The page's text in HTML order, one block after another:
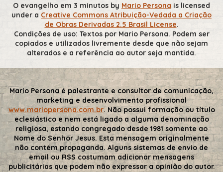
O evangelho em 3 minutos by Mario Persona is licensed
under a Creative Commons Atribuição-Vedada a Criação
de Obras Derivadas 2.5 Brasil License.
Condições de uso: Textos por Mario Persona. Podem ser
copiados e utilizados livremente desde que não sejam
alterados e a referência ao autor seja mantida.
Mario Persona é palestrante e consultor de comunicação,
marketing e desenvolvimento profissional
www.mariopersona.com.br. Não possui formação ou título
eclesiástico e nem está ligado a alguma denominação
religiosa, estando congregado desde 1981 somente ao
Nome do Senhor Jesus. Esta mensagem originalmente
não contém propaganda. Alguns sistemas de envio de
email ou RSS costumam adicionar mensagens
publicitárias que podem não expressar a opinião do autor.